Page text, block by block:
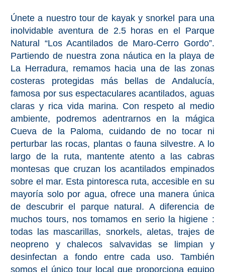
Malaga
LAS
ALPUJARRAS
➜
Lanjarón
Órgiva
Pampaneira
Bubión
Capileira
Pitres
Trevélez
Únete a nuestro tour de kayak y snorkel para una
inolvidable aventura de 2.5 horas en el Parque
Natural “Los Acantilados de Maro-Cerro Gordo”.
Partiendo de nuestra zona náutica en la playa de
La Herradura, remamos hacia una de las zonas
costeras protegidas más bellas de Andalucía,
famosa por sus espectaculares acantilados, aguas
claras y rica vida marina. Con respeto al medio
ambiente, podremos adentrarnos en la mágica
Cueva de la Paloma, cuidando de no tocar ni
perturbar las rocas, plantas o fauna silvestre. A lo
largo de la ruta, mantente atento a las cabras
montesas que cruzan los acantilados empinados
sobre el mar. Esta pintoresca ruta, accesible en su
mayoría solo por agua, ofrece una manera única
de descubrir el parque natural. A diferencia de
muchos tours, nos tomamos en serio la higiene :
todas las mascarillas, snorkels, aletas, trajes de
neopreno y chalecos salvavidas se limpian y
desinfectan a fondo entre cada uso. También
somos el único tour local que proporciona equipo